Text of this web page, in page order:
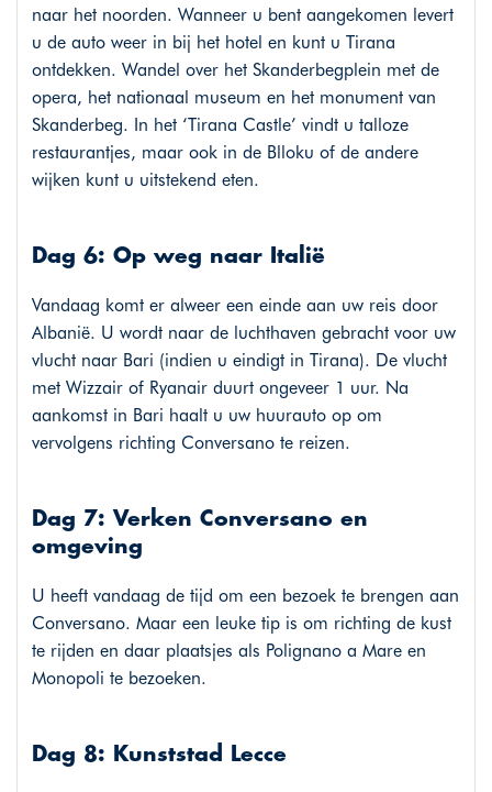
naar het noorden. Wanneer u bent aangekomen levert
u de auto weer in bij het hotel en kunt u Tirana
ontdekken. Wandel over het Skanderbegplein met de
opera, het nationaal museum en het monument van
Skanderbeg. In het ‘Tirana Castle’ vindt u talloze
restaurantjes, maar ook in de Blloku of de andere
wijken kunt u uitstekend eten.
Dag 6: Op weg naar Italië
Vandaag komt er alweer een einde aan uw reis door
Albanië. U wordt naar de luchthaven gebracht voor uw
vlucht naar Bari (indien u eindigt in Tirana). De vlucht
met Wizzair of Ryanair duurt ongeveer 1 uur. Na
aankomst in Bari haalt u uw huurauto op om
vervolgens richting Conversano te reizen.
Dag 7: Verken Conversano en
omgeving
U heeft vandaag de tijd om een bezoek te brengen aan
Conversano. Maar een leuke tip is om richting de kust
te rijden en daar plaatsjes als Polignano a Mare en
Monopoli te bezoeken.
Dag 8: Kunststad Lecce